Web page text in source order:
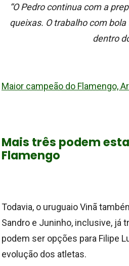
“O Pedro continua com a
queixas. O trabalho com
dentro
Maior campeão do Flamengo,
Mais três podem
Flamengo
Todavia, o uruguaio Vinã
Sandro e Juninho, inclusive, já
podem ser opções para Filipe
evolução dos atletas.